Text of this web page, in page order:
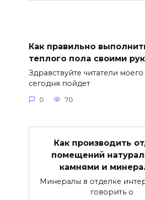
Как правильно
теплого пола своими
Здравствуйте читатели
сегодня пойдет
0 70
Как производить
помещений
камнями и
Минералы в отделке
говорить о